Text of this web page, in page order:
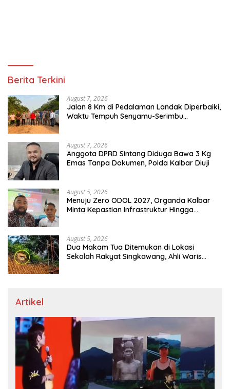
Berita Terkini
August 7, 2026
Jalan 8 Km di Pedalaman Landak Diperbaiki,
Waktu Tempuh Senyamu-Serimbu
August 7, 2026
Anggota DPRD Sintang Diduga Bawa 3 Kg
Emas Tanpa Dokumen, Polda Kalbar Diuji
August 5, 2026
Menuju Zero ODOL 2027, Organda Kalbar
Minta Kepastian Infrastruktur Hingga
August 5, 2026
Dua Makam Tua Ditemukan di Lokasi
Sekolah Rakyat Singkawang, Ahli Waris
Artikel